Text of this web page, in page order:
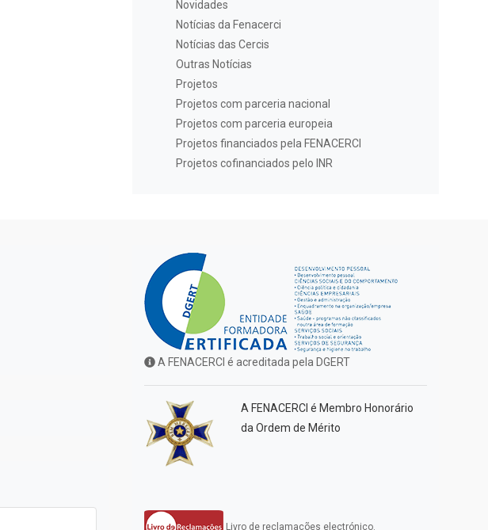
Novidades
Notícias da Fenacerci
Notícias das Cercis
Outras Notícias
Projetos
Projetos com parceria nacional
Projetos com parceria europeia
Projetos financiados pela FENACERCI
Projetos cofinanciados pelo INR
A FENACERCI é acreditada pela DGERT
A FENACERCI é Membro Honorário
da Ordem de Mérito
Livro de reclamações electrónico.